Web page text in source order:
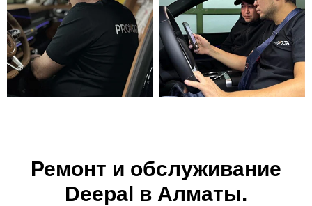
Ремонт и обслуживание
Deepal в Алматы.